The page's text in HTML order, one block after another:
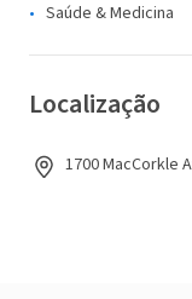
Saúde & Medicina
Localização
1700 MacCorkle